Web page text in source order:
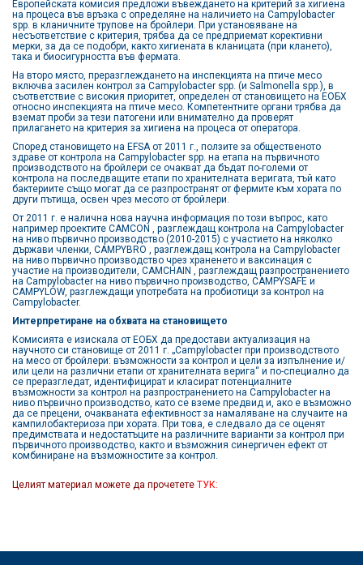
Европейската комисия предложи въвеждането на критерий за хигиена
на процеса във връзка с определяне на наличието на Campylobacter
spp. в кланичните трупове на бройлери. При установяване на
несъответствие с критерия, трябва да се предприемат корективни
мерки, за да се подобри, както хигиената в кланицата (при клането),
така и биосигурността във фермата.
На второ място, преразглеждането на инспекцията на птиче месо
включва засилен контрол за Campylobacter spp. (и Salmonella spp.), в
съответствие с високия приоритет, определен от становището на ЕОБХ
относно инспекцията на птиче месо. Компетентните органи трябва да
вземат проби за тези патогени или внимателно да проверят
прилагането на критерия за хигиена на процеса от оператора.
Според становището на EFSA от 2011 г., ползите за общественото
здраве от контрола на Campylobacter spp. на етапа на първичното
производството на бройлери се очакват да бъдат по-големи от
контрола на последващите етапи по хранителната веригата, тъй като
бактериите също могат да се разпространят от фермите към хората по
други пътища, освен чрез месото от бройлери.
От 2011 г. е налична нова научна информация по този въпрос, като
например проектите CAMCON , разглеждащ контрола на Campylobacter
на ниво първично производство (2010-2015) с участието на няколко
държави членки, CAMPYBRO , разглеждащ контрола на Campylobacter
на ниво първично производство чрез храненето и ваксинация с
участие на производители, CAMCHAIN , разглеждащ разпространението
на Campylobacter на ниво първично производство, CAMPYSAFE и
CAMPYLOW, разглеждащи употребата на пробиотици за контрол на
Campylobacter.
Интерпретиране на обхвата на становището
Комисията е изискала от ЕОБХ да предостави актуализация на
научното си становище от 2011 г. „Campylobacter при производството
на месо от бройлери: възможности за контрол и цели за изпълнение и/
или цели на различни етапи от хранителната верига“ и по-специално да
се преразгледат, идентифицират и класират потенциалните
възможности за контрол на разпространението на Campylobacter на
ниво първично производство, като се вземе предвид и, ако е възможно
да се прецени, очакваната ефективност за намаляване на случаите на
кампилобактериоза при хората. При това, е следвало да се оценят
предимствата и недостатъците на различните варианти за контрол при
първичното производство, както и възможния синергичен ефект от
комбиниране на възможностите за контрол.
Целият материал можете да прочетете ТУК: